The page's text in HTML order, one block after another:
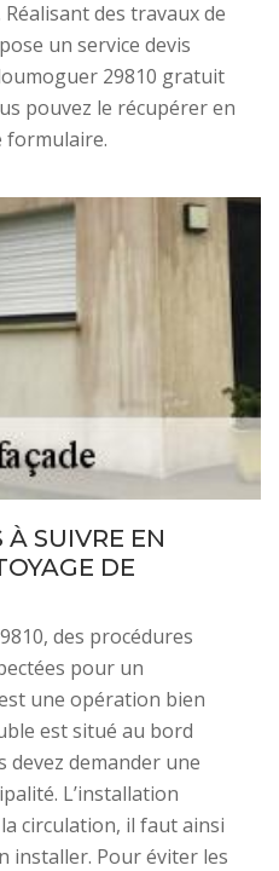
des travaux de
un service devis
29810 gratuit
pouvez le récupérer en
formulaire.
À SUIVRE EN
DE
des procédures
pour un
une opération bien
est situé au bord
devez demander une
L’installation
circulation, il faut ainsi
installer. Pour éviter les